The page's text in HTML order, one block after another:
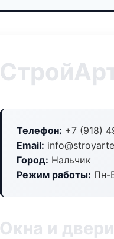
Телефон: +7 (918)
Email:
Город: Нальчик
Режим работы: Пн-
Окна и